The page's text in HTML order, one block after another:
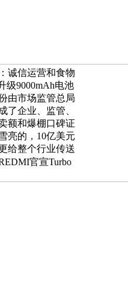
诚信运营和食物
级9000mAh电池
由市场监管总局
了企业、监管、
额和爆棚口碑证
亮的，10亿美元
给整个行业传送
官宣Turbo